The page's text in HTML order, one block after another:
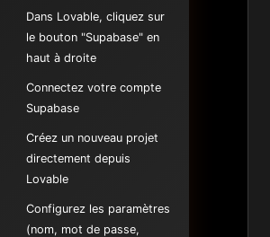
Dans Lovable, cliquez sur
le bouton "Supabase" en
haut à droite
Connectez votre compte
Supabase
Créez un nouveau projet
directement depuis
Lovable
Configurez les paramètres
(nom, mot de passe,